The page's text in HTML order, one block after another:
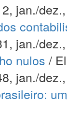
jan./
jan./
nulos /
jan./